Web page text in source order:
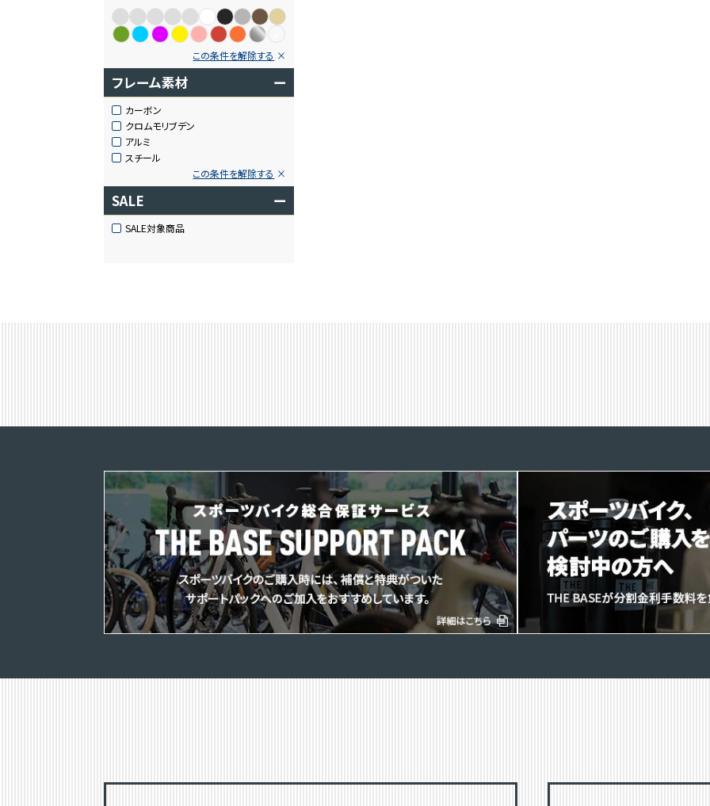
この条件を解除する
フレーム素材 ー
カーボン
クロムモリブデン
アルミ
スチール
この条件を解除する
SALE ー
SALE対象商品